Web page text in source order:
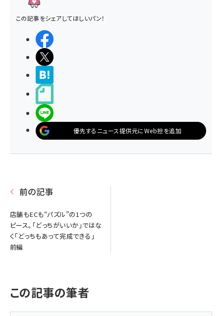
この記事をシェアしてほしいパン！
優先するニュース提供元にWeb担を追加
前の記事
店舗もECも“パズル”の1つの
ピース。「どっちがいいか」ではな
く「どっちもあって完成できる」
前編
この記事の筆者